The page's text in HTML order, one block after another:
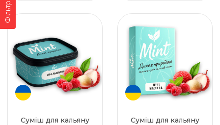
Фільтр
Суміш для кальяну
Суміш для кальяну